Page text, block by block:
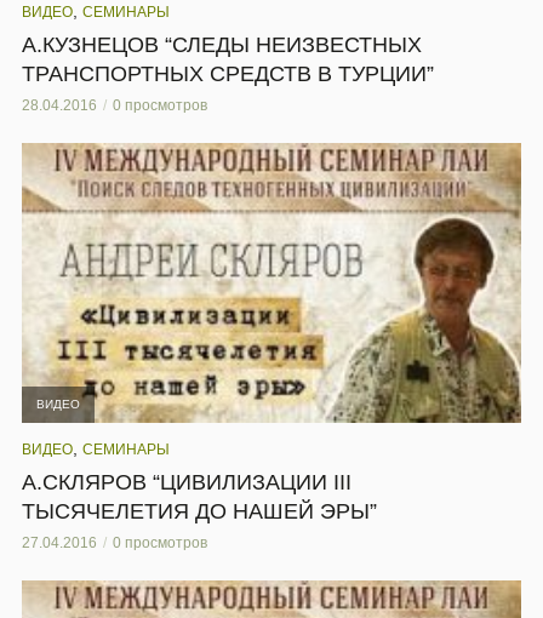
ВИДЕО СЕМИНАРЫ
А.КУЗНЕЦОВ “СЛЕДЫ НЕИЗВЕСТНЫХ
ТРАНСПОРТНЫХ СРЕДСТВ В ТУРЦИИ”
28.04.2016 0 просмотров
ВИДЕО
ВИДЕО СЕМИНАРЫ
А.СКЛЯРОВ “ЦИВИЛИЗАЦИИ III
ТЫСЯЧЕЛЕТИЯ ДО НАШЕЙ ЭРЫ”
27.04.2016 0 просмотров